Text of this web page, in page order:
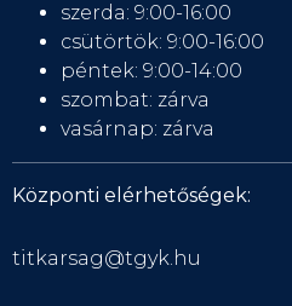
szerda: 9:00-16:00
csütörtök: 9:00-16:00
péntek: 9:00-14:00
szombat: zárva
vasárnap: zárva
Központi elérhetőségek:
titkarsag@tgyk.hu